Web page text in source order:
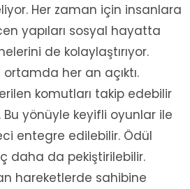
Her zaman için insanlara
yapıları sosyal hayatta
de kolaylaştırıyor.
ortamda her an açıktı.
komutları takip edebilir
yönüyle keyifli oyunlar ile
entegre edilebilir. Ödül
daha da pekiştirilebilir.
hareketlerde sahibine